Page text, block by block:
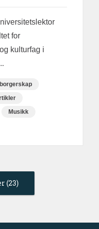
for
kulturfag i
Musikk
(23)